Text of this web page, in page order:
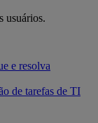
usuários.
e resolva
de tarefas de TI